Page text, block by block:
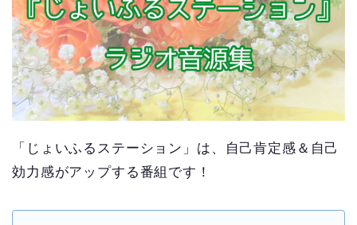
「じょいふるステーション」は、自己肯定感＆自己
効力感がアップする番組です！